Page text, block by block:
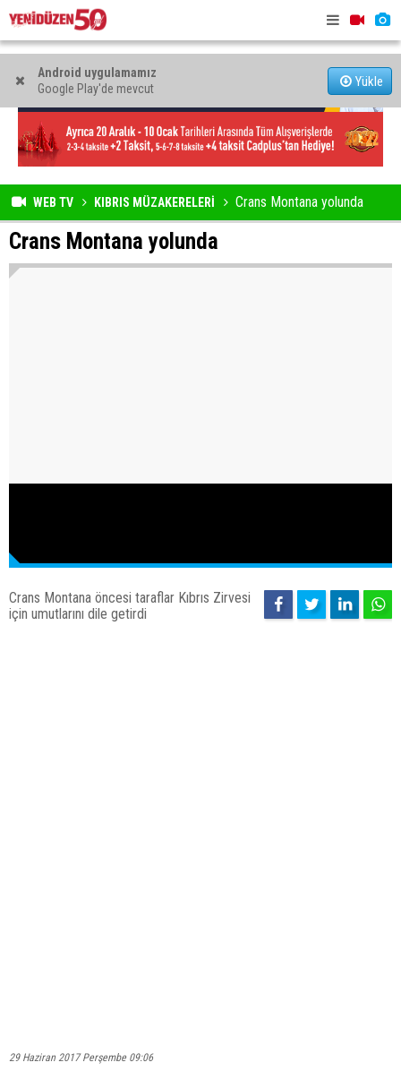
Android uygulamamız
Google Play'de mevcut
Yükle
WEB TV KIBRIS MÜZAKERELERİ Crans Montana yolunda
Crans Montana yolunda
Crans Montana öncesi taraflar Kıbrıs Zirvesi
için umutlarını dile getirdi
29 Haziran 2017 Perşembe 09:06